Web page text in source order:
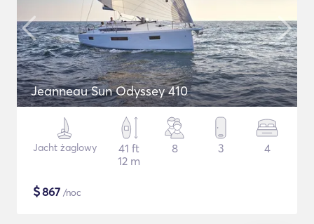
Jeanneau Sun Odyssey 410
Jacht żaglowy
41 ft
12 m
8 3 4
$867 /noc